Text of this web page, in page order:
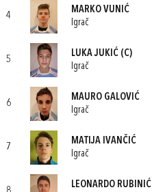
4
MARKO VUNIĆ
Igrač
5
LUKA JUKIĆ (C)
Igrač
6
MAURO GALOVIĆ
Igrač
7
MATIJA IVANČIĆ
Igrač
LEONARDO RUBINIĆ